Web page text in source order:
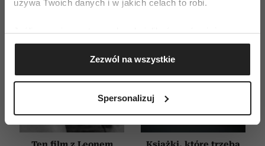
używa Twoich danych i w jakich celach to robi.
Jeśli wyrazisz na to zgodę, chcielibyśmy również:
Gromadzić dane dotyczące Twojej lokalizacji
geograficznej z dokładnością nawet do kilku metrów
Identyfikować Twoje urządzenie, aktywnie
(fingerprinting, czyli wirtualny odcisk palca)
dane są przetwarzane oraz ustaw własne preferencje w
Zezwól na wszystkie
Spersonalizuj
Ten film z Leonem
Książki, które trzeba